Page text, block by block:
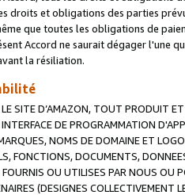
droits et obligations des parties
que toutes les obligations de
Accord ne saurait dégager l'une
la résiliation.
SITE D’AMAZON, TOUT PRODUIT
DE PROGRAMMATION
NOMS DE DOMAINE ET
FONCTIONS, DOCUMENTS,
OU UTILISES PAR NOUS OU
(DESIGNES COLLECTIVEMENT